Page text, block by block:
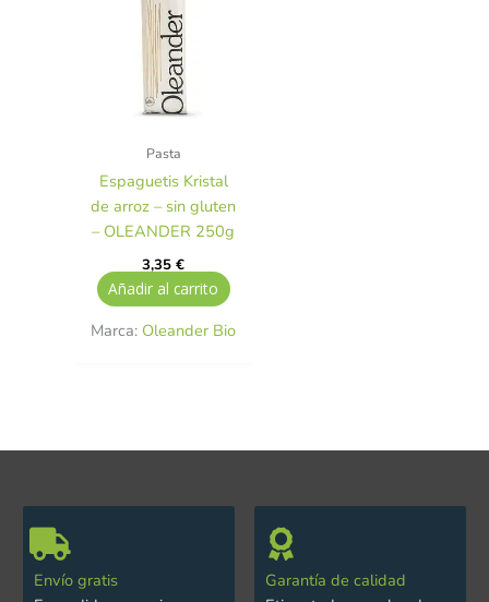
Pasta
Espaguetis Kristal
de arroz – sin gluten
– OLEANDER 250g
3,35€
Añadir al carrito
Marca: Oleander Bio
Envío gratis
Garantía de calidad